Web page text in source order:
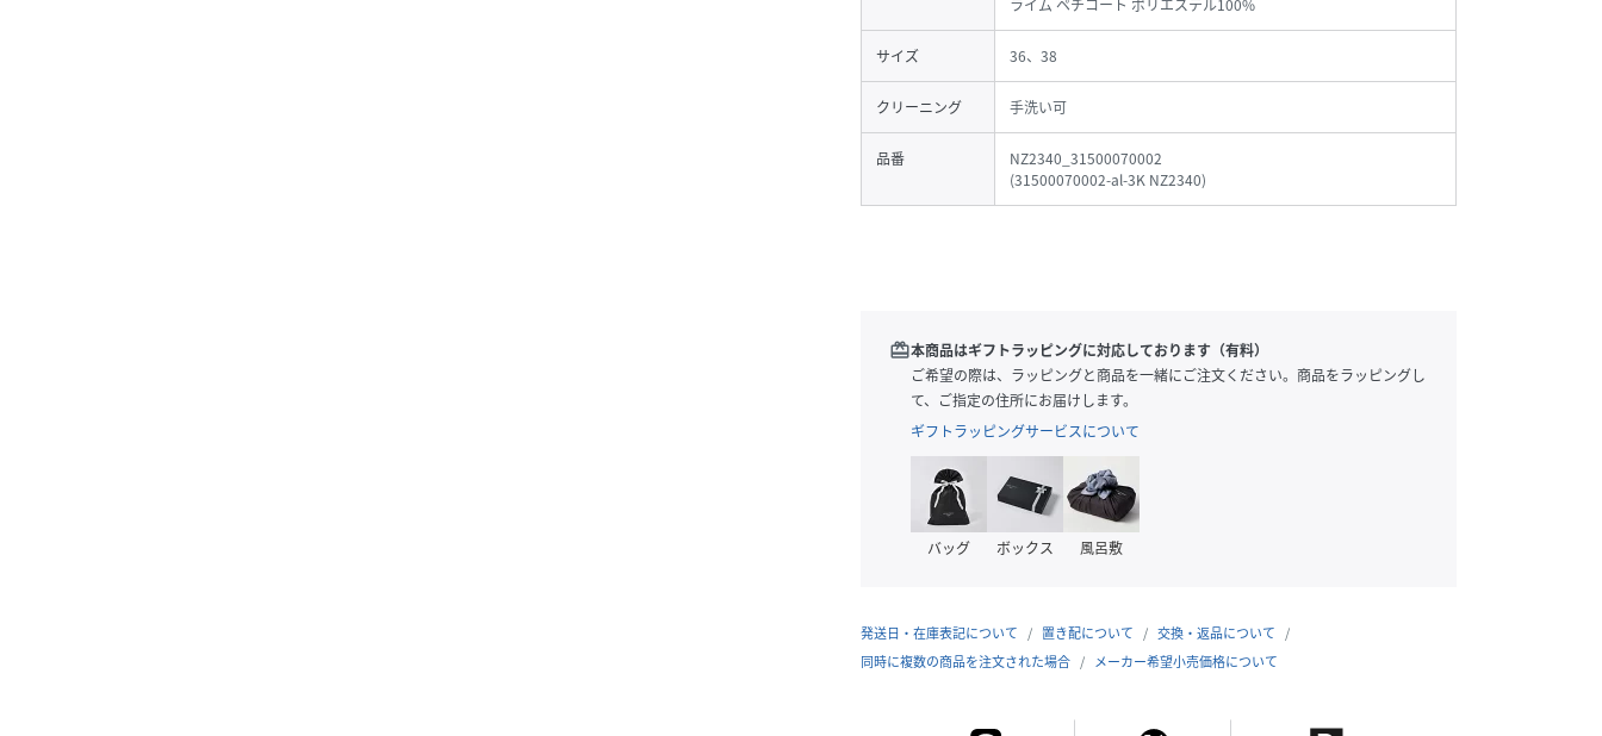
ライム ペチコート ポリエステル100%
サイズ 36、38
クリーニング 手洗い可
品番
NZ2340_31500070002
(31500070002-al-3K NZ2340)
redeem本商品はギフトラッピングに対応しております（有料）
ご希望の際は、ラッピングと商品を一緒にご注文ください。商品をラッピングし
て、ご指定の住所にお届けします。
ギフトラッピングサービスについて
バッグ ボックス 風呂敷
発送日・在庫表記について 置き配について
交換・返品について
同時に複数の商品を注文された場合
メーカー希望小売価格について